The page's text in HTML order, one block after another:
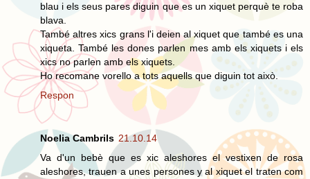
blau i els seus pares diguin que es un xiquet perquè te roba
blava.
També altres xics grans l'i deien al xiquet que també es una
xiqueta. També les dones parlen mes amb els xiquets i els
xics no parlen amb els xiquets.
Ho recomane vorello a tots aquells que diguin tot això.
Respon
Noelia Cambrils 21.10.14
Va d'un bebè que es xic aleshores el vestixen de rosa
aleshores, trauen a unes persones y al xiquet el traten com